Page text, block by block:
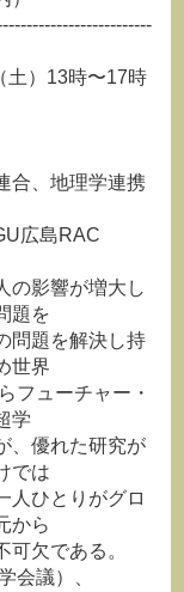
土）13時〜17時
合、地理学連携
島RAC
の影響が増大し
題を
問題を解決し持
世界
フューチャー・
学
、優れた研究が
では
人ひとりがグロ
から
欠である。
会議）、